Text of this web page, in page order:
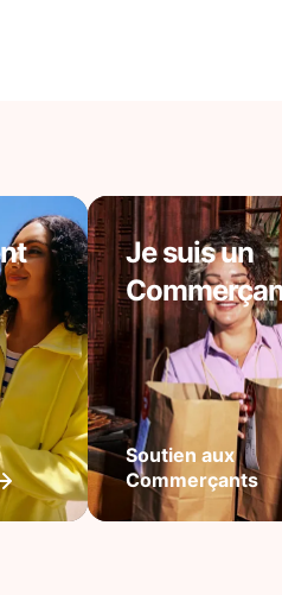
Je suis un
Soutien aux
Commerçants